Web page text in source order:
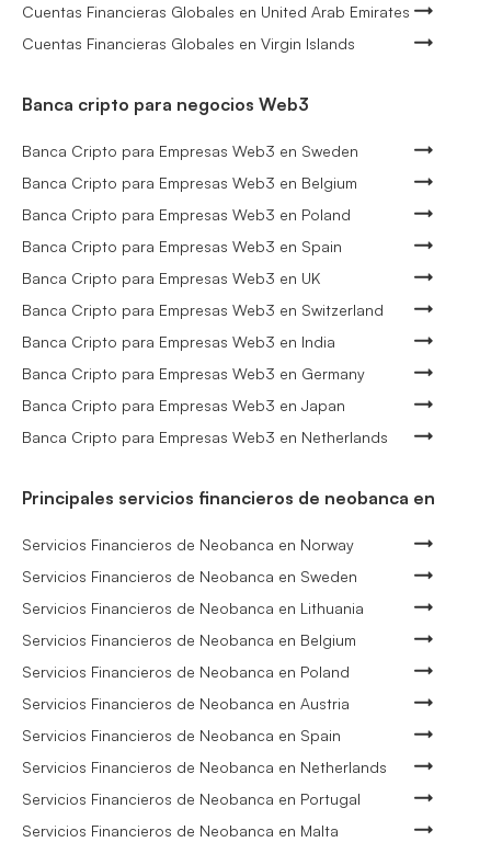
Cuentas Financieras Globales en United Arab Emirates
Cuentas Financieras Globales en Virgin Islands
Banca cripto para negocios Web3
Banca Cripto para Empresas Web3 en Sweden
Banca Cripto para Empresas Web3 en Belgium
Banca Cripto para Empresas Web3 en Poland
Banca Cripto para Empresas Web3 en Spain
Banca Cripto para Empresas Web3 en UK
Banca Cripto para Empresas Web3 en Switzerland
Banca Cripto para Empresas Web3 en India
Banca Cripto para Empresas Web3 en Germany
Banca Cripto para Empresas Web3 en Japan
Banca Cripto para Empresas Web3 en Netherlands
Principales servicios financieros de neobanca en
Servicios Financieros de Neobanca en Norway
Servicios Financieros de Neobanca en Sweden
Servicios Financieros de Neobanca en Lithuania
Servicios Financieros de Neobanca en Belgium
Servicios Financieros de Neobanca en Poland
Servicios Financieros de Neobanca en Austria
Servicios Financieros de Neobanca en Spain
Servicios Financieros de Neobanca en Netherlands
Servicios Financieros de Neobanca en Portugal
Servicios Financieros de Neobanca en Malta